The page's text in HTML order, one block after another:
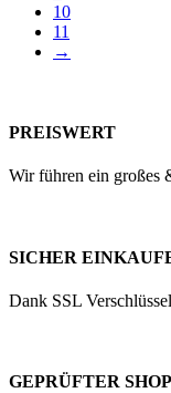
10
11
→
PREISWERT
Wir führen ein großes
SICHER
Dank SSL
GEPRÜFTER SHOP